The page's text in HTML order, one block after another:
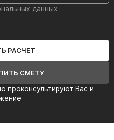
проконсультируют Вас и
данных
РАСЧЕТ
СМЕТУ